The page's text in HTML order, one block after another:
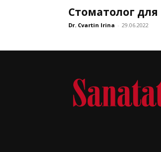
Стоматолог
Dr. Cvartin Irina - 29.06.2022